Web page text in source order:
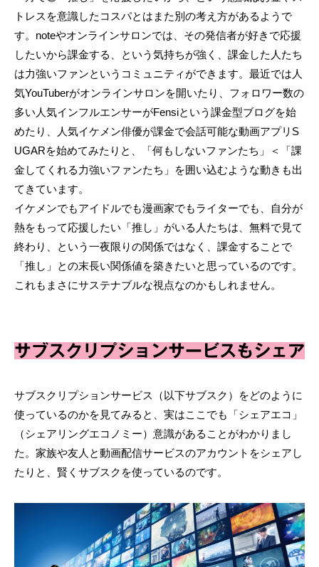
トレスを意識したコスパとはまた別の考え方があるようで
す。noteやオンラインサロンでは、その発信者が好きで応援
したいから課金する、という気持ちが強く、課金した人たち
は力強いファンというコミュニティができます。最近では人
気YouTuberがオンラインサロンを開いたり、フォロワー数の
多い人気インフルエンサーがFensiという課金型ブログを始
めたり、人気イケメン俳優が課金で会話可能な動画アプリS
UGARを始めてみたりと、「何もしないファンたち」＜「課
金してくれる力強いファンたち」を囲い込むような動きも出
てきています。
イケメンでもアイドルでも漫画家でもライターでも、自分が
熱をもって応援したい「推し」がいる人たちは、無料で見て
終わり、という一夜限りの関係ではなく、課金することで
「推し」との末長い関係値を築きたいと思っているのです。
これもまさにサステナブルな視点なのかもしれません。
サブスクリプションサービスもシェア
サブスクリプションサービス（以下サブスク）をどのように
使っているのかを見てみると、実はここでも「シェアエコ」
（シェアリングエコノミー）意識があることがわかりまし
た。家族や友人と動画配信サービスのアカウントをシェアし
たりと、賢くサブスクを使っているのです。